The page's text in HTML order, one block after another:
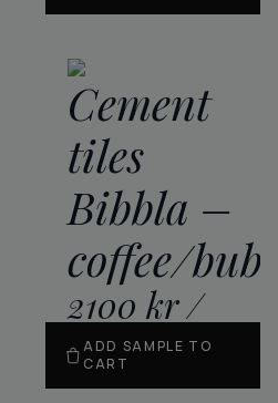
Cement
tiles
Bibbla –
coffee/
2100 kr/
m2
ADD SAMPLE TO
CART